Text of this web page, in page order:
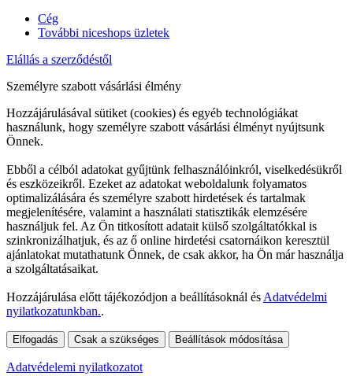
Cég
További niceshops üzletek
Elállás a szerződéstől
Személyre szabott vásárlási élmény
Hozzájárulásával sütiket (cookies) és egyéb technológiákat
használunk, hogy személyre szabott vásárlási élményt nyújtsunk
Önnek.
Ebből a célból adatokat gyűjtünk felhasználóinkról, viselkedésükről
és eszközeikről. Ezeket az adatokat weboldalunk folyamatos
optimalizálására és személyre szabott hirdetések és tartalmak
megjelenítésére, valamint a használati statisztikák elemzésére
használjuk fel. Az Ön titkosított adatait külső szolgáltatókkal is
szinkronizálhatjuk, és az ő online hirdetési csatornáikon keresztül
ajánlatokat mutathatunk Önnek, de csak akkor, ha Ön már használja
a szolgáltatásaikat.
Hozzájárulása előtt tájékozódjon a beállításoknál és Adatvédelmi
nyilatkozatunkban..
Elfogadás Csak a szükséges Beállítások módosítása
Adatvédelemi nyilatkozatot